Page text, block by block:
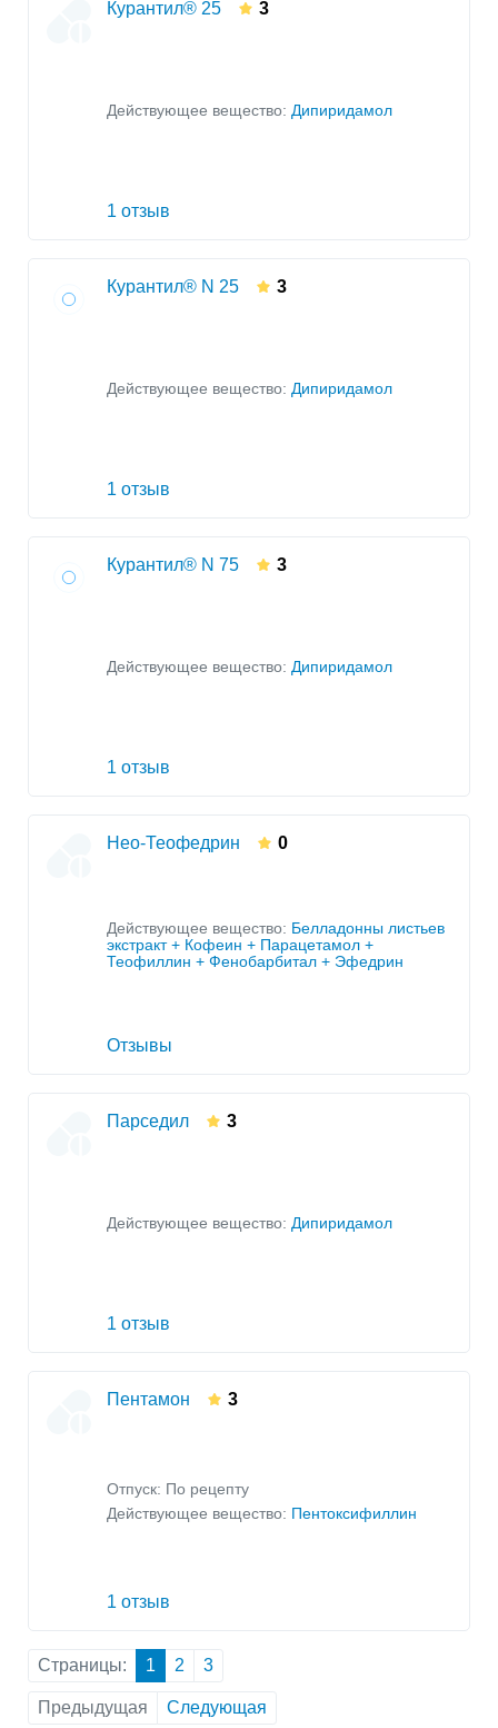
Курантил® 25 3
Действующее вещество: Дипиридамол
1 отзыв
Курантил® N 25 3
Действующее вещество: Дипиридамол
1 отзыв
Курантил® N 75 3
Действующее вещество: Дипиридамол
1 отзыв
Нео-Теофедрин 0
Действующее вещество: Белладонны листьев
экстракт + Кофеин + Парацетамол +
Теофиллин + Фенобарбитал + Эфедрин
Отзывы
Парседил 3
Действующее вещество: Дипиридамол
1 отзыв
Пентамон 3
Отпуск: По рецепту
Действующее вещество: Пентоксифиллин
1 отзыв
Страницы: 1 2 3
Предыдущая Следующая